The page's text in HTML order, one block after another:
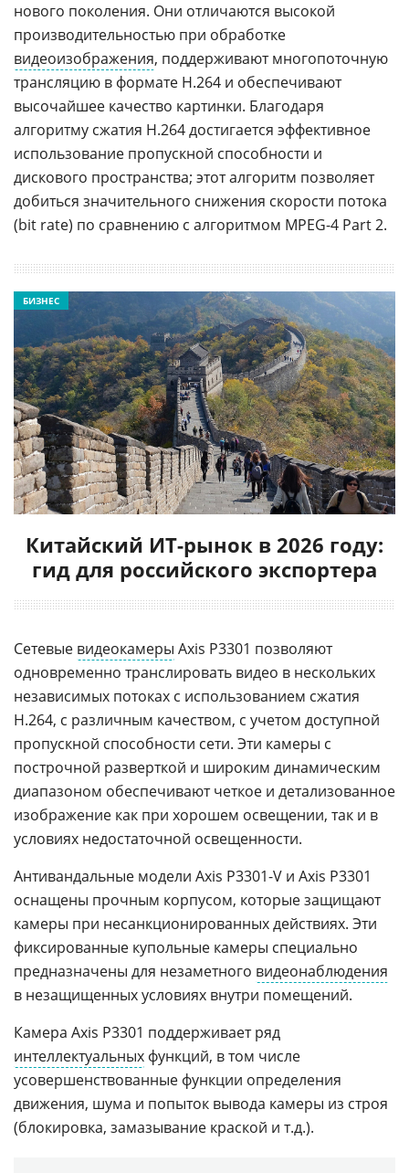
нового поколения. Они отличаются высокой
производительностью при обработке
видеоизображения, поддерживают многопоточную
трансляцию в формате H.264 и обеспечивают
высочайшее качество картинки. Благодаря
алгоритму сжатия H.264 достигается эффективное
использование пропускной способности и
дискового пространства; этот алгоритм позволяет
добиться значительного снижения скорости потока
(bit rate) по сравнению с алгоритмом MPEG-4 Part 2.
Китайский ИТ-рынок в 2026 году:
гид для российского экспортера
БИЗНЕС
Сетевые видеокамеры Axis P3301 позволяют
одновременно транслировать видео в нескольких
независимых потоках с использованием сжатия
H.264, с различным качеством, с учетом доступной
пропускной способности сети. Эти камеры с
построчной разверткой и широким динамическим
диапазоном обеспечивают четкое и детализованное
изображение как при хорошем освещении, так и в
условиях недостаточной освещенности.
Антивандальные модели Axis P3301-V и Axis P3301
оснащены прочным корпусом, которые защищают
камеры при несанкционированных действиях. Эти
фиксированные купольные камеры специально
предназначены для незаметного видеонаблюдения
в незащищенных условиях внутри помещений.
Камера Axis P3301 поддерживает ряд
интеллектуальных функций, в том числе
усовершенствованные функции определения
движения, шума и попыток вывода камеры из строя
(блокировка, замазывание краской и т.д.).